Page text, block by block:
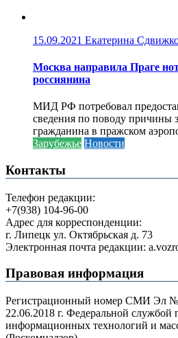
15.09.2021 Екатерина
Москва направила Праге
россиянина
МИД РФ потребовал
сведения по поводу причины
гражданина в пражском
Зарубежье Новости
Контакты
Телефон редакции:
+7(938) 104-96-00
Адрес для корреспонденции:
г. Липецк ул. Октябрьская д. 73
Электронная почта редакции:
Правовая информация
Регистрационный номер СМИ Эл
22.06.2018 г. Федеральной службой
информационных технологий и